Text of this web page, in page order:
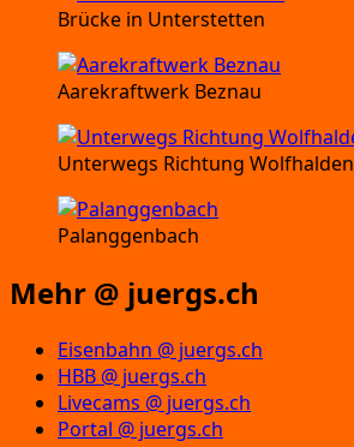
Brücke in Unterstetten
Aarekraftwerk Beznau
Unterwegs Richtung Wolfhalden
Palanggenbach
Mehr @ juergs.ch
Eisenbahn @ juergs.ch
HBB @ juergs.ch
Livecams @ juergs.ch
Portal @ juergs.ch